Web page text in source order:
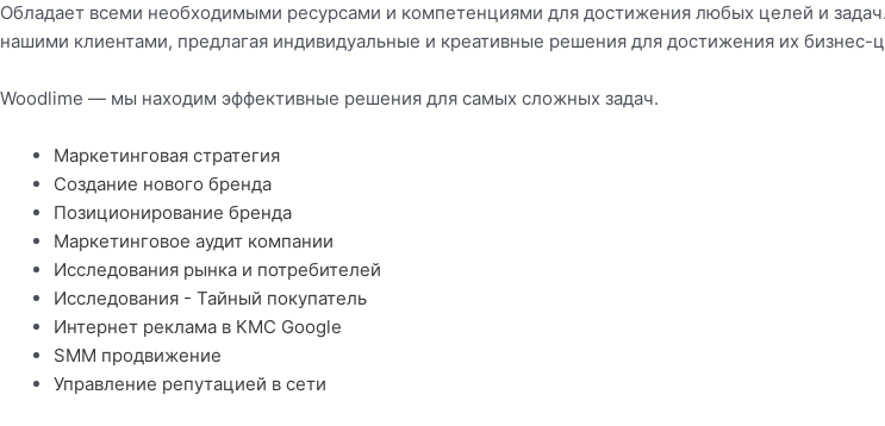
Обладает всеми необходимыми ресурсами и компетенциями для достижения любых целей и
нашими клиентами, предлагая индивидуальные и креативные решения для достижения их бизнес-
Woodlime — мы находим эффективные решения для самых сложных задач.
Маркетинговая стратегия
Создание нового бренда
Позиционирование бренда
Маркетинговое аудит компании
Исследования рынка и потребителей
Исследования - Тайный покупатель
Интернет реклама в КМС Google
SMM продвижение
Управление репутацией в сети